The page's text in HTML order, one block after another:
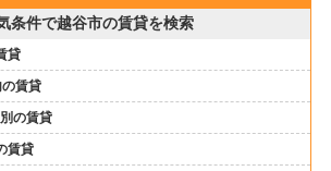
条件で越谷市の賃貸を検索
貸
賃貸
の賃貸
賃貸